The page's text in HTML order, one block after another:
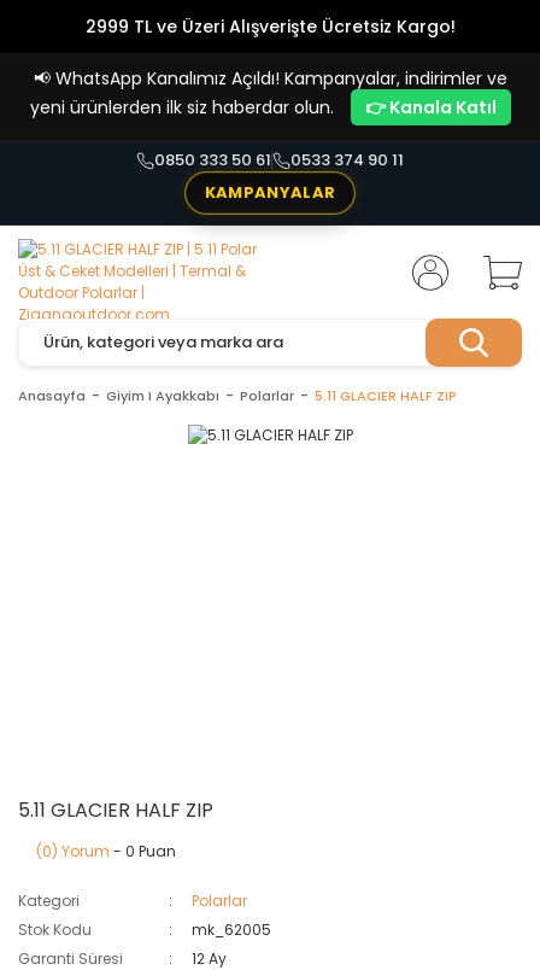
2999 TL ve Üzeri Alışverişte Ücretsiz Kargo!
Vade Farksız 4 Taksit İmkanı!
📢 WhatsApp Kanalımız Açıldı! Kampanyalar, indirimler ve
yeni ürünlerden ilk siz haberdar olun.
👉 Kanala Katıl
0850 333 50 61
0533 374 90 11
KAMPANYALAR
Anasayfa Giyim I Ayakkabı Polarlar 5.11 GLACIER HALF ZIP
5.11 GLACIER HALF ZIP
(0) Yorum - 0 Puan
Kategori
Polarlar
Stok Kodu
mk_62005
Garanti Süresi
12 Ay